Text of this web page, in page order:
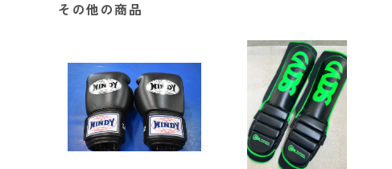
その他の商品